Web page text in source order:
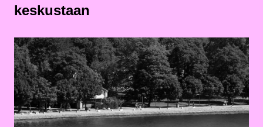
keskustaan